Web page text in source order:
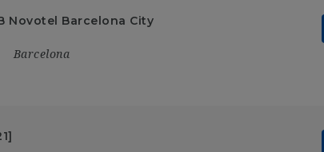
Novotel Barcelona City
Barcelona